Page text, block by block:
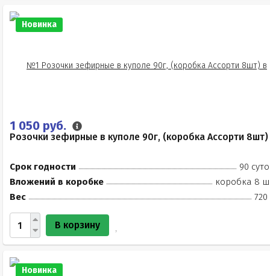
Новинка
1 050 руб.
Розочки зефирные в куполе 90г, (коробка Ассорти 8шт)
Срок годности
90
Вложений в коробке
коробка 8
Вес
720
В корзину
Новинка